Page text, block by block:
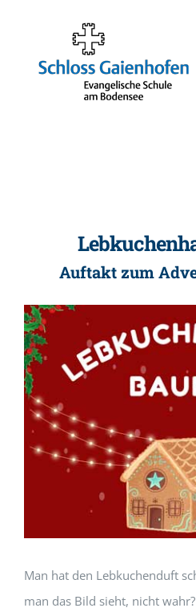
Werkzeugleiste öffnen
springen
Auftakt zum
Man hat den Lebkuchenduft
man das Bild sieht, nicht